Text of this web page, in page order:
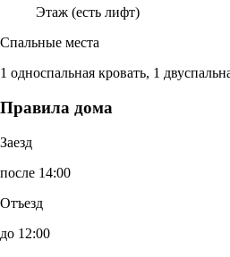
Этаж (есть лифт)
Спальные места
1 односпальная кровать, 1
Правила дома
Заезд
после 14:00
Отъезд
до 12:00